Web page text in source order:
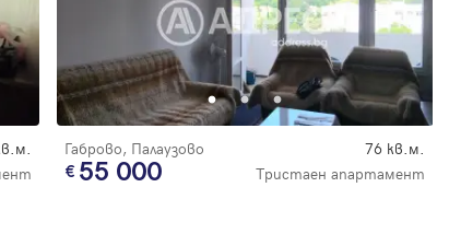
Габрово, Палаузово 76 кв.м.
55 000 Тристаен апартамент